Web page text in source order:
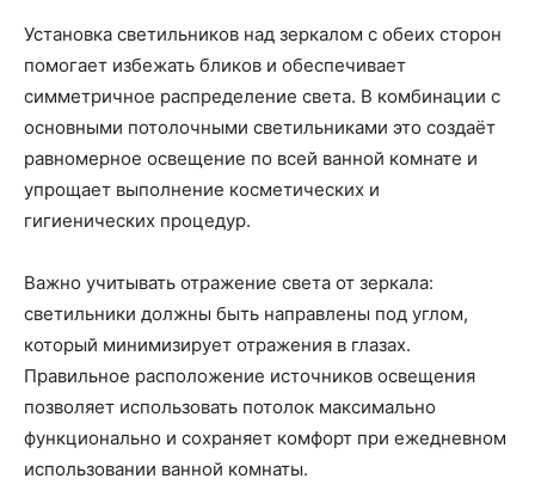
Установка светильников над зеркалом с обеих сторон
помогает избежать бликов и обеспечивает
симметричное распределение света. В комбинации с
основными потолочными светильниками это создаёт
равномерное освещение по всей ванной комнате и
упрощает выполнение косметических и
гигиенических процедур.
Важно учитывать отражение света от зеркала:
светильники должны быть направлены под углом,
который минимизирует отражения в глазах.
Правильное расположение источников освещения
позволяет использовать потолок максимально
функционально и сохраняет комфорт при ежедневном
использовании ванной комнаты.